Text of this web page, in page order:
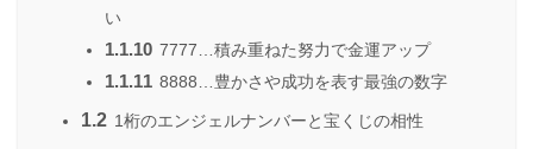
い
1.1.10 7777…積み重ねた努力で金運アップ
1.1.11 8888…豊かさや成功を表す最強の数字
1.2 1桁のエンジェルナンバーと宝くじの相性